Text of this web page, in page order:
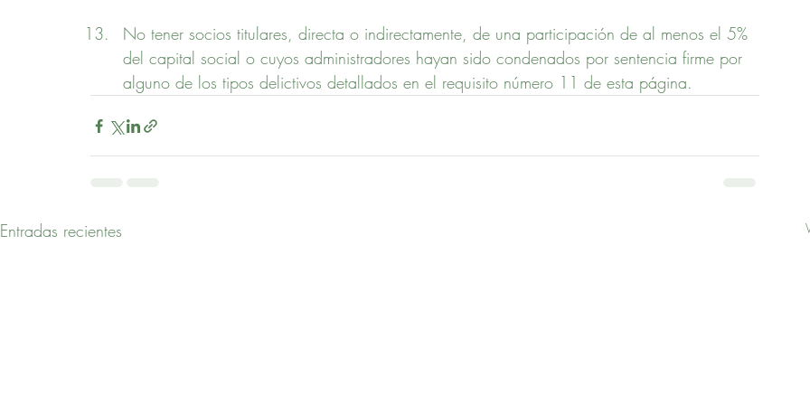
No tener socios titulares, directa o indirectamente, de una participación de al menos el 5%
del capital social o cuyos administradores hayan sido condenados por sentencia firme por
alguno de los tipos delictivos detallados en el requisito número 11 de esta página.
Entradas recientes